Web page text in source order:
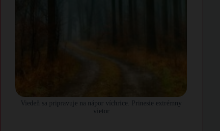
Viedeň sa pripravuje na nápor víchrice. Prinesie extrémny
vietor